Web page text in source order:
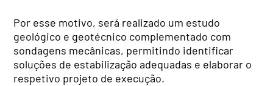
Por esse motivo, será realizado um estudo
geológico e geotécnico complementado com
sondagens mecânicas, permitindo identificar
soluções de estabilização adequadas e elaborar o
respetivo projeto de execução.